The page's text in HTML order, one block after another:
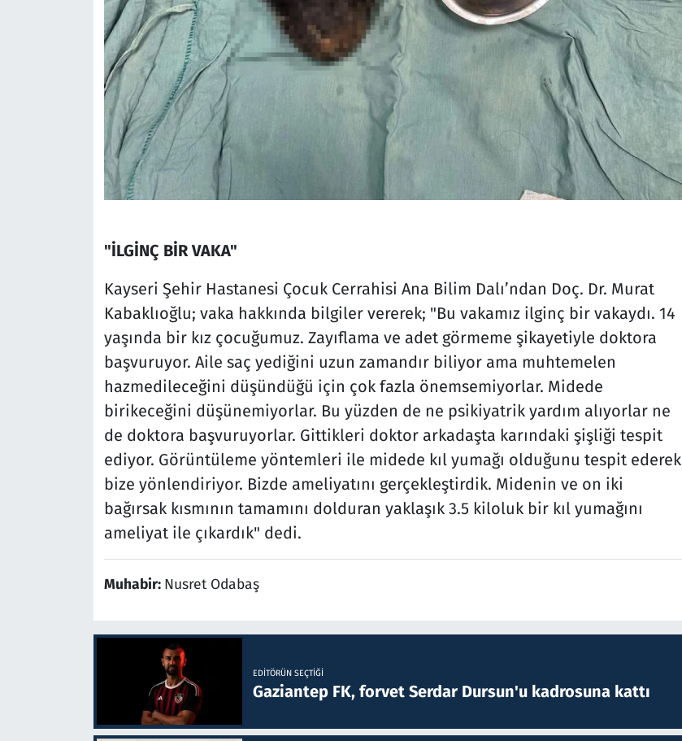
"İLGİNÇ BİR VAKA"
Kayseri Şehir Hastanesi Çocuk Cerrahisi Ana Bilim Dalı’ndan Doç. Dr. Murat
Kabaklıoğlu; vaka hakkında bilgiler vererek; "Bu vakamız ilginç bir vakaydı. 14
yaşında bir kız çocuğumuz. Zayıflama ve adet görmeme şikayetiyle doktora
başvuruyor. Aile saç yediğini uzun zamandır biliyor ama muhtemelen
hazmedileceğini düşündüğü için çok fazla önemsemiyorlar. Midede
birikeceğini düşünemiyorlar. Bu yüzden de ne psikiyatrik yardım alıyorlar ne
de doktora başvuruyorlar. Gittikleri doktor arkadaşta karındaki şişliği tespit
ediyor. Görüntüleme yöntemleri ile midede kıl yumağı olduğunu tespit ederek
bize yönlendiriyor. Bizde ameliyatını gerçekleştirdik. Midenin ve on iki
bağırsak kısmının tamamını dolduran yaklaşık 3.5 kiloluk bir kıl yumağını
ameliyat ile çıkardık" dedi.
Muhabir: Nusret Odabaş
EDITÖRÜN SEÇTIĞI
Gaziantep FK, forvet Serdar Dursun'u kadrosuna kattı